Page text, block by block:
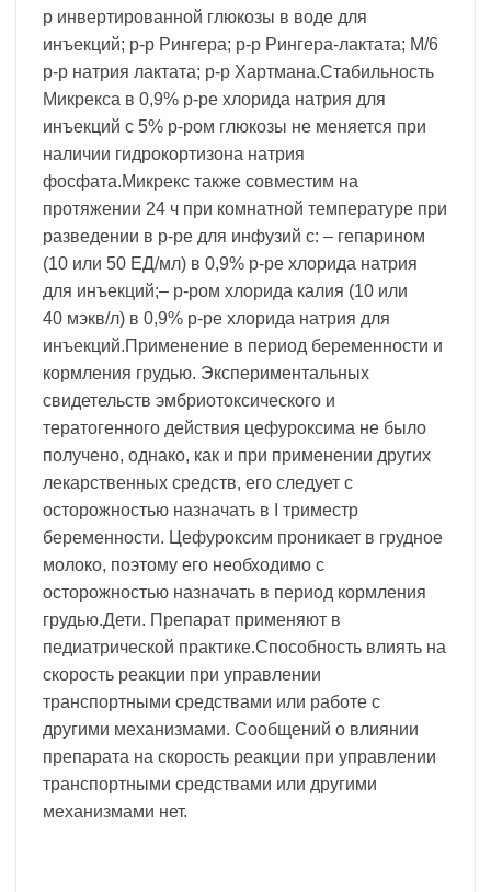
р инвертированной глюкозы в воде для
инъекций; р-р Рингера; р-р Рингера-лактата; М/6
р-р натрия лактата; р-р Хартмана.Стабильность
Микрекса в 0,9% р-ре хлорида натрия для
инъекций с 5% р-ром глюкозы не меняется при
наличии гидрокортизона натрия
фосфата.Микрекс также совместим на
протяжении 24 ч при комнатной температуре при
разведении в р-ре для инфузий с: – гепарином
(10 или 50 ЕД/мл) в 0,9% р-ре хлорида натрия
для инъекций;– р-ром хлорида калия (10 или
40 мэкв/л) в 0,9% р-ре хлорида натрия для
инъекций.Применение в период беременности и
кормления грудью. Экспериментальных
свидетельств эмбриотоксического и
тератогенного действия цефуроксима не было
получено, однако, как и при применении других
лекарственных средств, его следует с
осторожностью назначать в І триместр
беременности. Цефуроксим проникает в грудное
молоко, поэтому его необходимо с
осторожностью назначать в период кормления
грудью.Дети. Препарат применяют в
педиатрической практике.Способность влиять на
скорость реакции при управлении
транспортными средствами или работе с
другими механизмами. Сообщений о влиянии
препарата на скорость реакции при управлении
транспортными средствами или другими
механизмами нет.